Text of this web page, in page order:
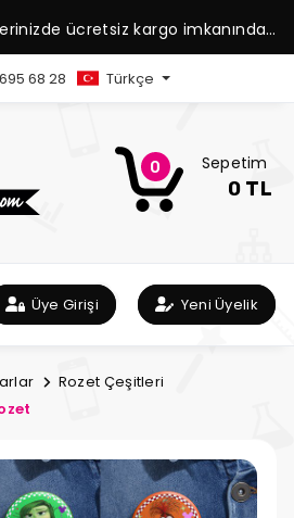
ücretsiz kargo imkanından
68 28 Türkçe
0 Sepetim
0 TL
Üye Girişi Yeni Üyelik
Rozet Çeşitleri